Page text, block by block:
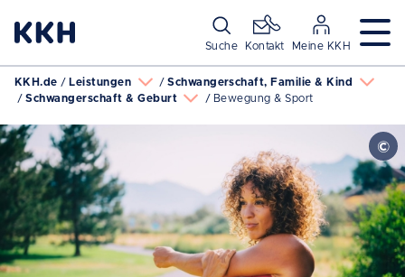
Suche Kontakt Meine KKH
KKH.de Leistungen
Schwangerschaft, Familie & Kind
Schwangerschaft & Geburt
Bewegung & Sport